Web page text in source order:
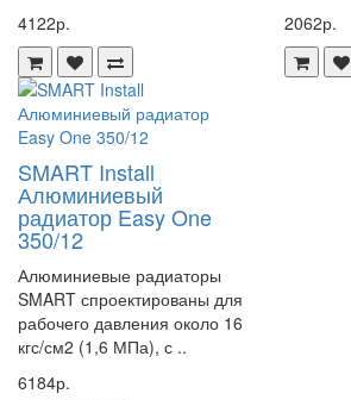
4122р.
2062р.
SMART Install
Алюминиевый
радиатор Easy One
350/12
Алюминиевые радиаторы
SMART спроектированы для
рабочего давления около 16
кгс/см2 (1,6 МПа), с ..
6184р.